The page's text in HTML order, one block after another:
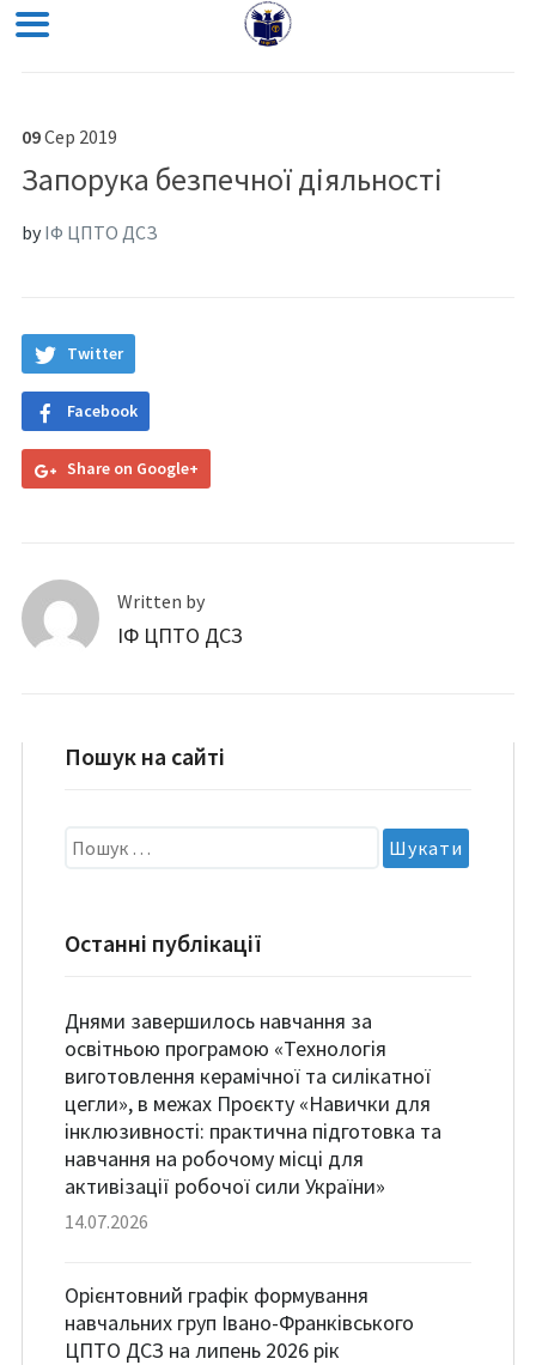
09Сер 2019
Запорука безпечної діяльності
byІФ ЦПТО ДСЗ
Twitter
Facebook
Share on Google+
Written by
ІФ ЦПТО ДСЗ
Пошук на сайті
Останні публікації
Днями завершилось навчання за
освітньою програмою «Технологія
виготовлення керамічної та силікатної
цегли», в межах Проєкту «Навички для
інклюзивності: практична підготовка та
навчання на робочому місці для
активізації робочої сили України»
14.07.2026
Орієнтовний графік формування
навчальних груп Івано-Франківського
ЦПТО ДСЗ на липень 2026 рік